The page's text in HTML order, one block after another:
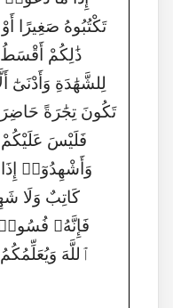
تَكْتُبُوهُ صَغِيرًا
ذَٰلِكُمْ أَقْسَطُ
لِلشَّهَٰدَةِ وَأَدْنَىٰٓ
تَكُونَ تِجَٰرَةً
فَلَيْسَ عَلَيْكُمْ
وَأَشْهِدُوٓا۟ إِذَا
كَاتِبٌ وَلَا
فَإِنَّهُۥ
ٱللَّهَ